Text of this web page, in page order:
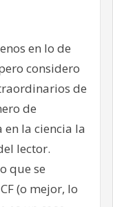
en lo de
considero
de
de
la ciencia la
lector.
que se
(o mejor, lo